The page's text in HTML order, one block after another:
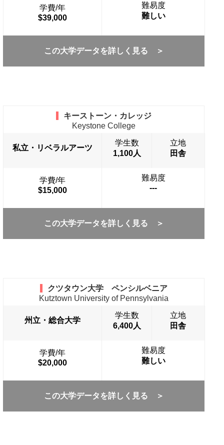
学費/年
$39,000
難易度
難しい
この大学データを詳しく見る ＞
キーストーン・カレッジ
Keystone College
私立・リベラルアーツ
学生数
1,100人
立地
田舎
学費/年
$15,000
難易度
---
この大学データを詳しく見る ＞
クツタウン大学 ペンシルベニア
Kutztown University of Pennsylvania
州立・総合大学
学生数
6,400人
立地
田舎
学費/年
$20,000
難易度
難しい
この大学データを詳しく見る ＞